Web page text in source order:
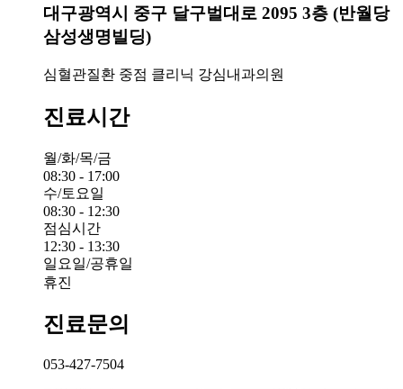
대구광역시 중구 달구벌대로 2095 3층 (반월당
삼성생명빌딩)
심혈관질환 중점 클리닉 강심내과의원
진료시간
월/화/목/금
08:30 - 17:00
수/토요일
08:30 - 12:30
점심시간
12:30 - 13:30
일요일/공휴일
휴진
진료문의
053-427-7504